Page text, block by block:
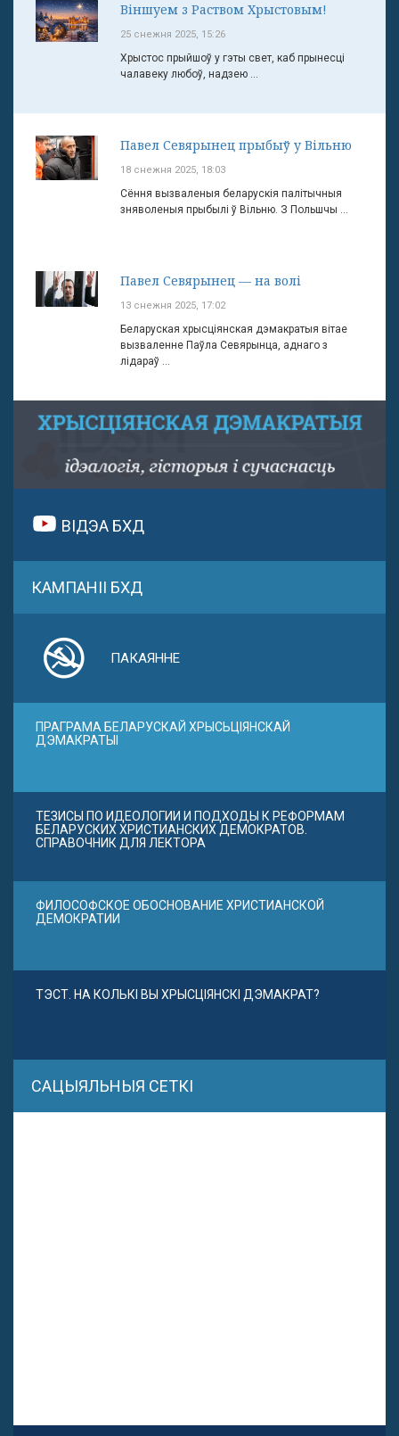
Віншуем з Раством Хрыстовым!
25 снежня 2025, 15:26
Хрыстос прыйшоў у гэты свет, каб прынесці
чалавеку любоў, надзею ...
Павел Севярынец прыбыў у Вільню
18 снежня 2025, 18:03
Сёння вызваленыя беларускія палітычныя
зняволеныя прыбылі ў Вільню. З Польшчы ...
Павел Севярынец — на волі
13 снежня 2025, 17:02
Беларуская хрысціянская дэмакратыя вітае
вызваленне Паўла Севярынца, аднаго з
лідараў ...
ВІДЭА БХД
КАМПАНІІ БХД
ПАКАЯННЕ
ПРАГРАМА БЕЛАРУСКАЙ ХРЫСЬЦІЯНСКАЙ
ДЭМАКРАТЫІ
ТЕЗИСЫ ПО ИДЕОЛОГИИ И ПОДХОДЫ К РЕФОРМАМ
БЕЛАРУСКИХ ХРИСТИАНСКИХ ДЕМОКРАТОВ.
СПРАВОЧНИК ДЛЯ ЛЕКТОРА
ФИЛОСОФСКОЕ ОБОСНОВАНИЕ ХРИСТИАНСКОЙ
ДЕМОКРАТИИ
ТЭСТ. НА КОЛЬКІ ВЫ ХРЫСЦІЯНСКІ ДЭМАКРАТ?
САЦЫЯЛЬНЫЯ СЕТКІ